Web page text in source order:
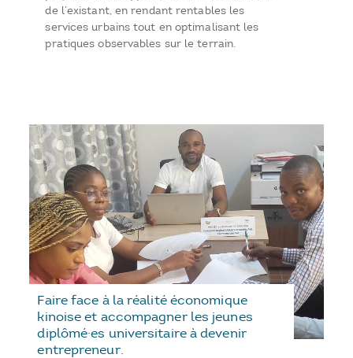
de l’existant, en rendant rentables les
services urbains tout en optimalisant les
pratiques observables sur le terrain.
Faire face à la réalité économique
kinoise et accompagner les jeunes
diplômé·es universitaire à devenir
entrepreneur.